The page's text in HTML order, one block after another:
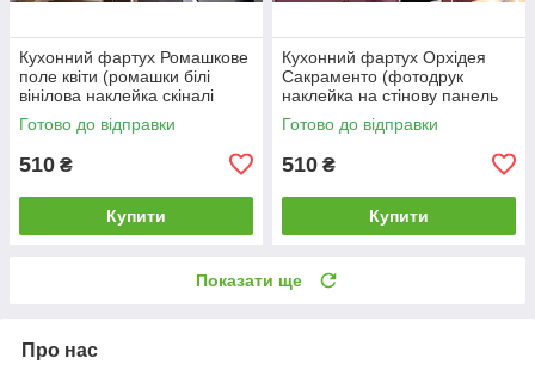
Кухонний фартух Ромашкове
поле квіти (ромашки білі
вінілова наклейка скіналі
плівка) 600*2000 мм
Готово до відправки
510 ₴
Купити
Кухонний фартух Орхідея
Сакраменто (фотодрук
наклейка на стінову панель
кухні рожеві квіти) 600*2000
мм
Готово до відправки
510 ₴
Купити
Показати ще
Про нас